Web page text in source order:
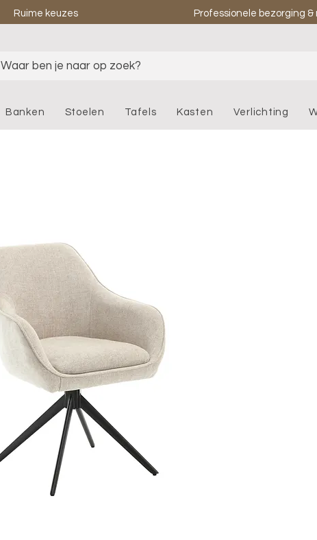
Ruime keuzes Professionele bezorging
Waar ben je naar op zoek?
Banken Stoelen Tafels Kasten Verlichting